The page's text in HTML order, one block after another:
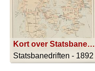
Kort over Statsbanerne d. 1ste September 1892
Statsbanedriften - 1892